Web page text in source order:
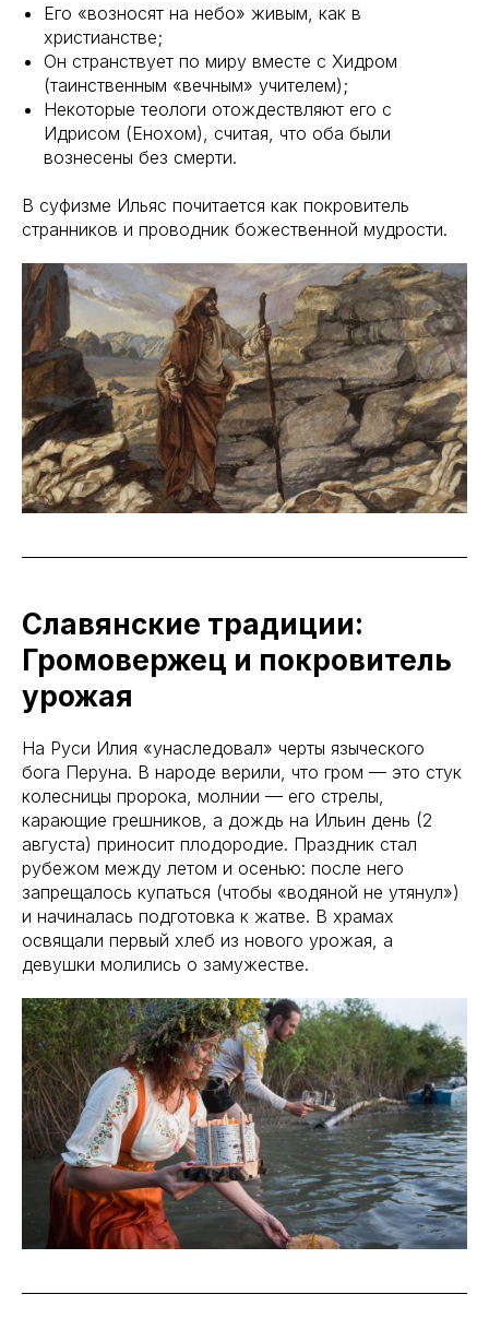
Его «возносят на небо» живым, как в
христианстве;
Он странствует по миру вместе с Хидром
(таинственным «вечным» учителем);
Некоторые теологи отождествляют его с
Идрисом (Енохом), считая, что оба были
вознесены без смерти.
В суфизме Ильяс почитается как покровитель
странников и проводник божественной мудрости.
Славянские традиции:
Громовержец и покровитель
урожая
На Руси Илия «унаследовал» черты языческого
бога Перуна. В народе верили, что гром — это стук
колесницы пророка, молнии — его стрелы,
карающие грешников, а дождь на Ильин день (2
августа) приносит плодородие. Праздник стал
рубежом между летом и осенью: после него
запрещалось купаться (чтобы «водяной не утянул»)
и начиналась подготовка к жатве. В храмах
освящали первый хлеб из нового урожая, а
девушки молились о замужестве.